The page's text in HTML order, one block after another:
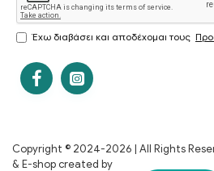
Έχω διαβάσει και αποδέχομαι τους
Copyright © 2024-2026 | All Rights
& E-shop created by